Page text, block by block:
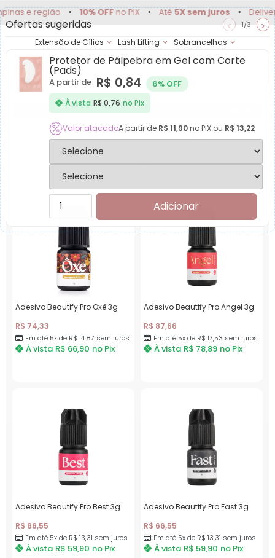
região • 10% OFFno PIX • Até5X sem juros • Delivery
Extensão de Cílios Lash Lifting Sobrancelhas
Achadinhos Minha
Produtos para Colas
Garanta desconto de Atacado em compras acima de
Categorias
Todos os filtros
Adesivo Beautify Pro Oxê 3g
R$ 74,33
Em até 5x de R$ 14,87 sem juros
À vista R$ 66,90 no Pix
Adesivo Beautify Pro Angel 3g
R$ 87,66
Em até 5x de R$ 17,53 sem juros
À vista R$ 78,89 no Pix
Adesivo Beautify Pro Best 3g
R$ 66,55
Em até 5x de R$ 13,31 sem juros
À vista R$ 59,90 no Pix
Adesivo Beautify Pro Fast 3g
R$ 66,55
Em até 5x de R$ 13,31 sem juros
À vista R$ 59,90 no Pix
Ofertas sugeridas < 1/3 >
Protetor de Pálpebra em Gel com Corte
(Pads)
A partir de R$ 0,84
6% OFF
À vista R$ 0,76 no Pix
Valor atacadoA partir de R$ 11,90no PIX ou R$ 13,22
Adicionar